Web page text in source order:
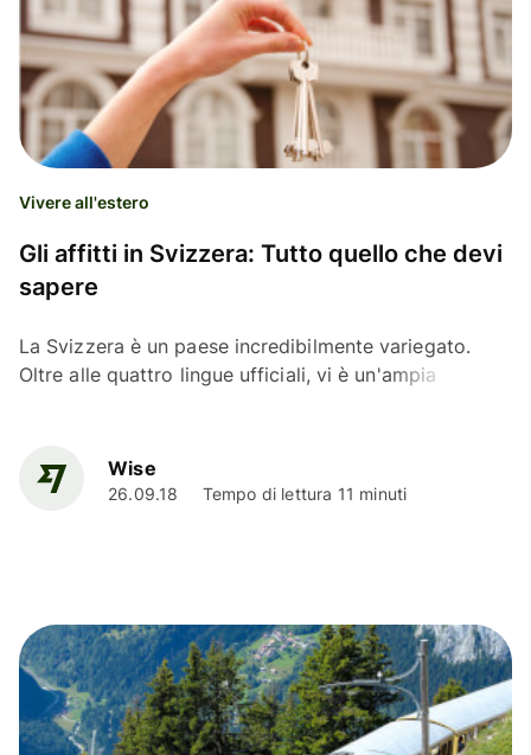
Vivere all'estero
Gli affitti in Svizzera: Tutto quello che devi
sapere
La Svizzera è un paese incredibilmente variegato.
Oltre alle quattro lingue ufficiali, vi è un'ampia
Wise
26.09.18 Tempo di lettura 11 minuti